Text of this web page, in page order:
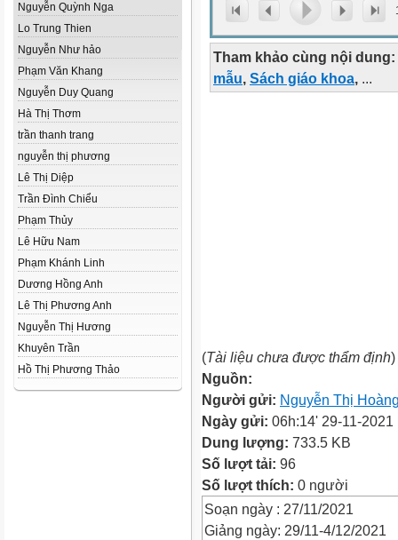
Nguyễn Quỳnh Nga
Lo Trung Thien
Nguyễn Như hảo
Phạm Văn Khang
Nguyễn Duy Quang
Hà Thị Thơm
trần thanh trang
nguyễn thị phương
Lê Thị Diệp
Trần Đình Chiểu
Phạm Thủy
Lê Hữu Nam
Phạm Khánh Linh
Dương Hồng Anh
Lê Thị Phương Anh
Nguyễn Thị Hương
Khuyên Trần
Hồ Thị Phương Thảo
Tham khảo cùng nội dung:
mẫu, Sách giáo khoa, ...
(Tài liệu chưa được thẩm định)
Nguồn:
Người gửi: Nguyễn Thị
Ngày gửi: 06h:14' 29-11-2021
Dung lượng: 733.5 KB
Số lượt tải: 96
Số lượt thích: 0 người
Soạn ngày : 27/11/2021
Giảng ngày: 29/11-4/12/2021